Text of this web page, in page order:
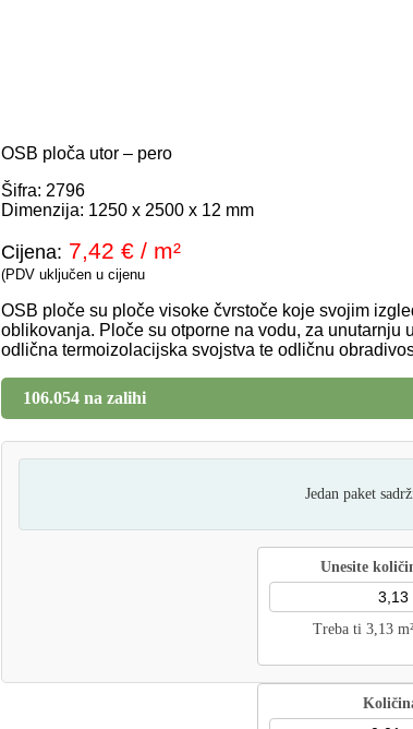
OSB ploča utor – pero
Šifra: 2796
Dimenzija: 1250 x 2500 x 12 mm
Cijena: 7,42 € / m²
(PDV uključen u cijenu
OSB ploče su ploče visoke čvrstoče koje svojim
oblikovanja. Ploče su otporne na vodu, za
odlična termoizolacijska svojstva te odličnu
106.054 na zalihi
Jedan paket
Unesite
Treba ti 3,13
Šifra: 99252 Naziv: Expert Thermo Dimenzija:
Dodaj u košaricu
1.45 €
1.16€